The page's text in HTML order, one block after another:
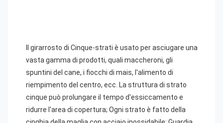
Il girarrosto di Cinque-strati è usato per asciugare una
vasta gamma di prodotti, quali maccheroni, gli
spuntini del cane, i fiocchi di mais, l'alimento di
riempimento del centro, ecc. La struttura di strato
cinque può prolungare il tempo d'essiccamento e
ridurre l'area di copertura; Ogni strato è fatto della